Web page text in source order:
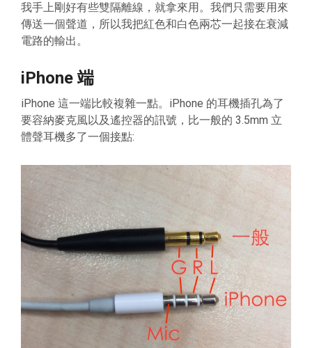
我手上剛好有些雙隔離線，就拿來用。我們只需要用來
傳送一個聲道，所以我把紅色和白色兩芯一起接在衰減
電路的輸出。
iPhone 端
iPhone 這一端比較複雜一點。iPhone 的耳機插孔為了
要容納麥克風以及遙控器的訊號，比一般的 3.5mm 立
體聲耳機多了一個接點: